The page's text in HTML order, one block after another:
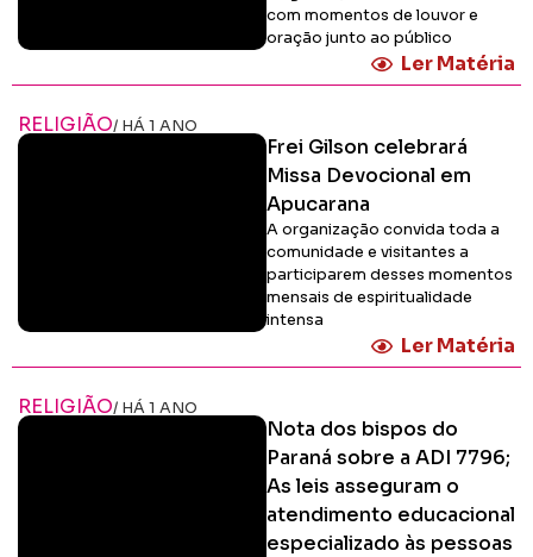
com momentos de louvor e
oração junto ao público
Ler Matéria
RELIGIÃO/ HÁ 1 ANO
Frei Gilson celebrará
Missa Devocional em
Apucarana
A organização convida toda a
comunidade e visitantes a
participarem desses momentos
mensais de espiritualidade
intensa
Ler Matéria
RELIGIÃO/ HÁ 1 ANO
Nota dos bispos do
Paraná sobre a ADI 7796;
As leis asseguram o
atendimento educacional
especializado às pessoas